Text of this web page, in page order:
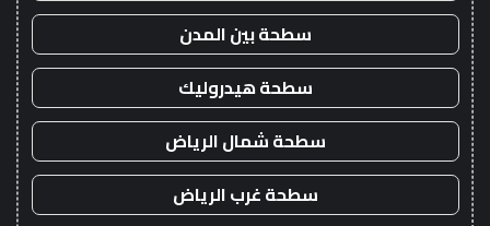
سطحة بين المدن
سطحة هيدروليك
سطحة شمال الرياض
سطحة غرب الرياض